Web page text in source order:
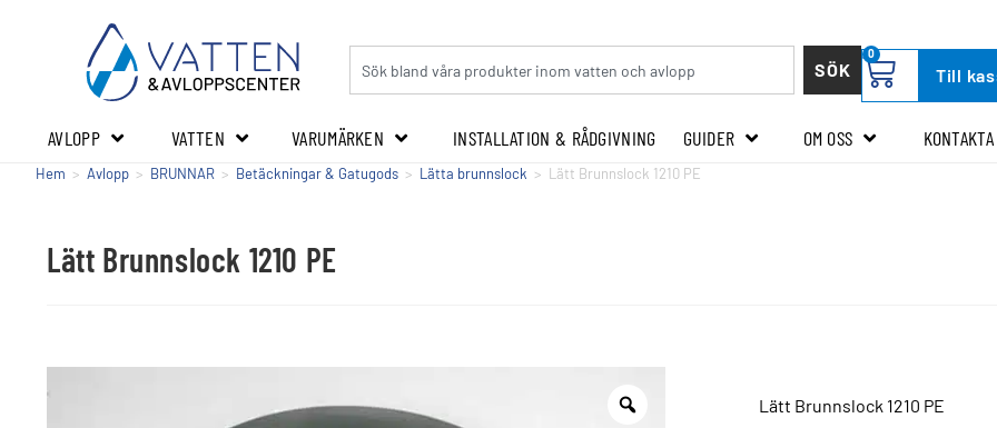
SÖK
0
Till
AVLOPP VATTEN VARUMÄRKEN INSTALLATION & RÅDGIVNING GUIDER OM OSS
Hem > Avlopp > BRUNNAR > Betäckningar & Gatugods > Lätta brunnslock > Lätt Brunnslock 1210 PE
Lätt Brunnslock 1210 PE
Lätt Brunnslock 1210 PE